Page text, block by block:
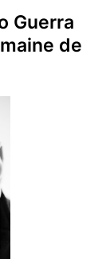
Guerra
de